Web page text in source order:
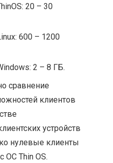
20 – 30
600 – 1200
2 – 8 ГБ.
сравнение
клиентов
устройств
нулевые клиенты
ОС Thin OS.